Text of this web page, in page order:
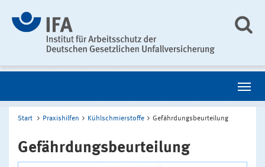
Start Praxishilfen Kühlschmierstoffe Gefährdungsbeurteilung
Gefährdungsbeurteilung